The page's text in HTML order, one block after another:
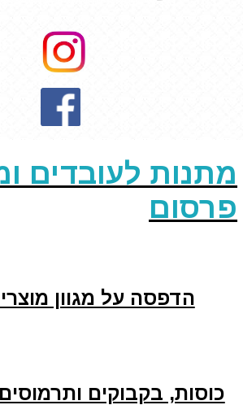
מתנות לעובדים
פרסום
הדפסה על מגוון
כוסות, בקבוקים ותרמוסים